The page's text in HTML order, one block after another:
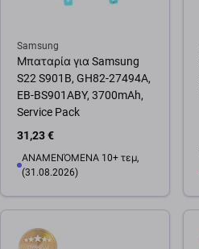
Samsung
Μπαταρία για Samsung
S22 S901B, GH82-27494A,
EB-BS901ABY, 3700mAh,
Service Pack
31,23 €
ΑΝΑΜΕΝΌΜΕΝΑ 10+ τεμ,
(31.08.2026)
Προσθήκη στο καλάθι